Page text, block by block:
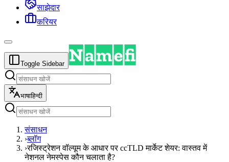
साझेदार
करियर
Toggle Sidebar
भाषाहिन्दी
संसाधन
›ब्लॉग
›रजिस्ट्रेशन वॉल्यूम के आधार पर ccTLD मार्केट शेयर: वास्तव में
नेशनल नेमस्पेस कौन चलाता है?